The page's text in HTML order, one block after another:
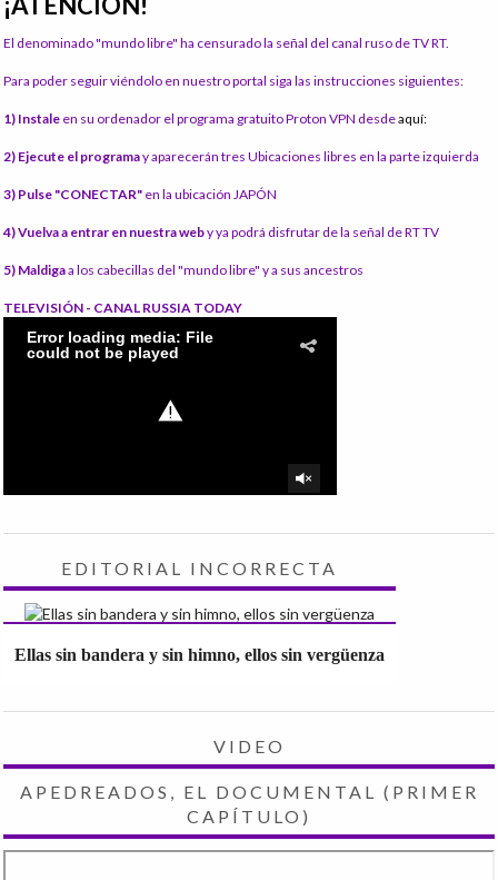
El denominado "mundo libre" ha censurado la señal del canal ruso de TV RT.
Para poder seguir viéndolo en nuestro portal siga las instrucciones siguientes:
1) Instale en su ordenador el programa gratuito Proton VPN desdeaquí:
2) Ejecute el programay aparecerán tres Ubicaciones libres en la parte izquierda
3) Pulse "CONECTAR" en la ubicación JAPÓN
4) Vuelva a entrar en nuestra weby ya podrá disfrutar de la señal de RT TV
5) Maldigaa los cabecillas del "mundo libre" y a sus ancestros
TELEVISIÓN - CANAL RUSSIA TODAY
EDITORIAL INCORRECTA
Ellas sin bandera y sin himno, ellos sin vergüenza
VIDEO
APEDREADOS, EL DOCUMENTAL (PRIMER
CAPÍTULO)